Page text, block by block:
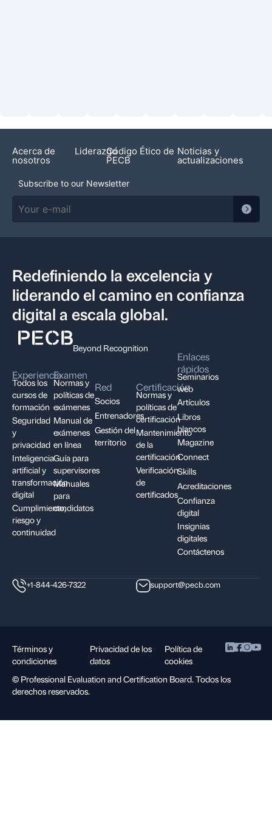
Acerca de
nosotros
LiderazgoCódigo Ético de
PECB
Noticias y
actualizaciones
Subscribe to our Newsletter
Redefiniendo la excelencia y
liderando el camino en confianza
digital a escala global.
Beyond Recognition
Experiencia
Todos los
cursos de
formación
Seguridad
y
privacidad
Inteligencia
artificial y
transformación
digital
Cumplimiento,
riesgo y
continuidad
Examen
Normas y
políticas de
exámenes
Manual de
exámenes
en línea
Guía para
supervisores
Manuales
para
candidatos
Red
Socios
Entrenadores
Gestión del
territorio
Certificación
Normas y
políticas de
certificación
Mantenimiento
de la
certificación
Verificación
de
certificados
Enlaces
rápidos
Seminarios
web
Artículos
Libros
blancos
Magazine
Connect
Skills
Acreditaciones
Confianza
digital
Insignias
digitales
Contáctenos
+1-844-426-7322 support@pecb.com
© Professional Evaluation and Certification Board. Todos los
derechos reservados.
Términos y
condiciones
Privacidad de los
datos
Política de
cookies